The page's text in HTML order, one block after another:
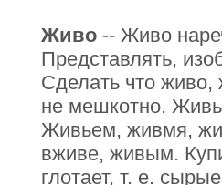
Живо -- Живо
Представлять,
Сделать что живо,
не мешкотно.
Живьем, живмя,
вживе, живым.
глотает, т. е.